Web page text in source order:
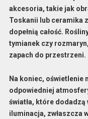
akcesoria, takie jak
Toskanii lub ceramika
dopełnią całość.
tymianek czy
zapach do przestrzeni.
Na koniec, oświetlenie
odpowiedniej
światła, które
iluminacja, zwłaszcza